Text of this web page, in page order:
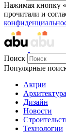
Нажимая кнопку
прочитали и
Поиск
Популярные
Акции
Архитектура
Дизайн
Новости
Технологии